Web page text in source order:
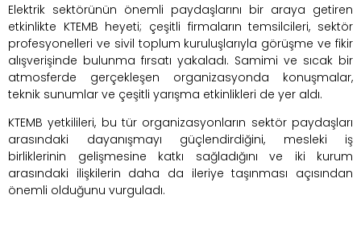
Elektrik sektörünün önemli paydaşlarını bir araya getiren
etkinlikte KTEMB heyeti; çeşitli firmaların temsilcileri, sektör
profesyonelleri ve sivil toplum kuruluşlarıyla görüşme ve fikir
alışverişinde bulunma fırsatı yakaladı. Samimi ve sıcak bir
atmosferde gerçekleşen organizasyonda konuşmalar,
teknik sunumlar ve çeşitli yarışma etkinlikleri de yer aldı.
KTEMB yetkilileri, bu tür organizasyonların sektör paydaşları
arasındaki dayanışmayı güçlendirdiğini, mesleki iş
birliklerinin gelişmesine katkı sağladığını ve iki kurum
arasındaki ilişkilerin daha da ileriye taşınması açısından
önemli olduğunu vurguladı.